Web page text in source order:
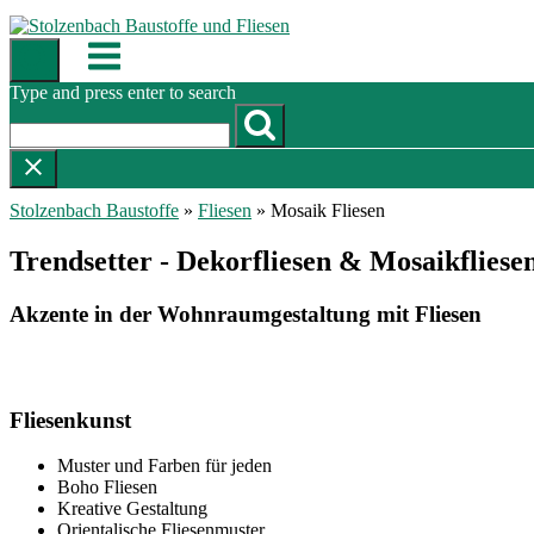
Skip
to
Menu
Type and press enter to search
Stolzenbach Baustoffe » Fliesen » Mosaik Fliesen
Trendsetter - Dekorfliesen &
Akzente in der Wohnraumgestaltung mit Fliesen
Fliesenkunst
Muster und Farben für jeden
Boho Fliesen
Kreative Gestaltung